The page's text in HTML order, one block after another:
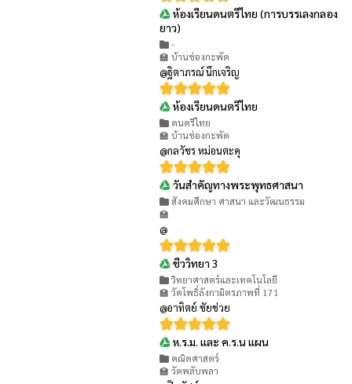
ห้องเรียนดนตรีไทย (การบรรเลงกลอง
ยาว)
-
🏫 บ้านช่องกะพัด
@ฐิตาภรณ์ นึกเจริญ
ห้องเรียนดนตรีไทย
ดนตรีไทย
🏫 บ้านช่องกะพัด
@กลวัชร หม่อนตะคุ
วันสำคัญทางพระพุทธศาสนา
สังคมศึกษา ศาสนา และวัฒนธรรม
🏫
@
ชีววิทยา 3
วิทยาศาสตร์และเทคโนโลยี
🏫 วัดโพธิ์ลังกามิตรภาพที่ 171
@อาทิตย์ ชัยช่วย
ห.ร.ม. และ ค.ร.น แผน
คณิตศาสตร์
🏫 วัดพลับพลา